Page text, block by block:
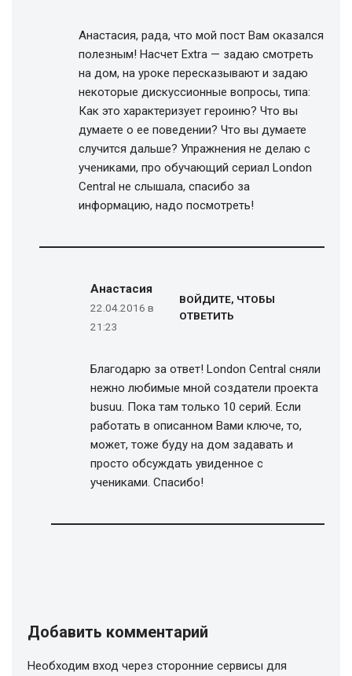
Анастасия, рада, что мой пост Вам оказался
полезным! Насчет Extra — задаю смотреть
на дом, на уроке пересказывают и задаю
некоторые дискуссионные вопросы, типа:
Как это характеризует героиню? Что вы
думаете о ее поведении? Что вы думаете
случится дальше? Упражнения не делаю с
учениками, про обучающий сериал London
Central не слышала, спасибо за
информацию, надо посмотреть!
Анастасия
22.04.2016 в
21:23
ВОЙДИТЕ, ЧТОБЫ
ОТВЕТИТЬ
Благодарю за ответ! London Central сняли
нежно любимые мной создатели проекта
busuu. Пока там только 10 серий. Если
работать в описанном Вами ключе, то,
может, тоже буду на дом задавать и
просто обсуждать увиденное с
учениками. Спасибо!
Добавить комментарий
Необходим вход через сторонние сервисы для